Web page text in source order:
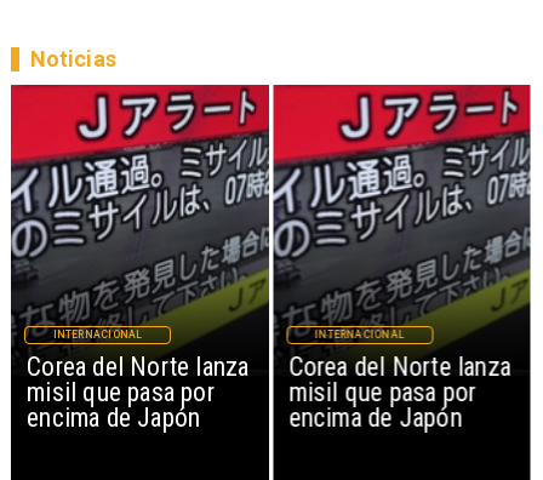
Corea del Norte lanza
misil que pasa por
encima de Japón
INTERNACIONAL
Corea del Norte lanza
misil que pasa por
encima de Japón
INTERNACIONAL
Noticias